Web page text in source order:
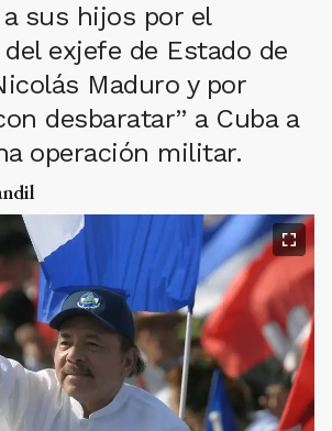
sus hijos por el
del exjefe de Estado de
Maduro y por
desbaratar” a Cuba a
operación militar.